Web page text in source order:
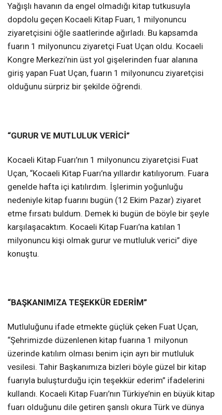
Yağışlı havanın da engel olmadığı kitap tutkusuyla
dopdolu geçen Kocaeli Kitap Fuarı, 1 milyonuncu
ziyaretçisini öğle saatlerinde ağırladı. Bu kapsamda
fuarın 1 milyonuncu ziyaretçi Fuat Uçan oldu. Kocaeli
Kongre Merkezi’nin üst yol gişelerinden fuar alanına
giriş yapan Fuat Uçan, fuarın 1 milyonuncu ziyaretçisi
olduğunu sürpriz bir şekilde öğrendi.
“GURUR VE MUTLULUK VERİCİ”
Kocaeli Kitap Fuarı’nın 1 milyonuncu ziyaretçisi Fuat
Uçan, “Kocaeli Kitap Fuarı’na yıllardır katılıyorum. Fuara
genelde hafta içi katılırdım. İşlerimin yoğunluğu
nedeniyle kitap fuarını bugün (12 Ekim Pazar) ziyaret
etme fırsatı buldum. Demek ki bugün de böyle bir şeyle
karşılaşacaktım. Kocaeli Kitap Fuarı’na katılan 1
milyonuncu kişi olmak gurur ve mutluluk verici” diye
konuştu.
“BAŞKANIMIZA TEŞEKKÜR EDERİM”
Mutluluğunu ifade etmekte güçlük çeken Fuat Uçan,
“Şehrimizde düzenlenen kitap fuarına 1 milyonun
üzerinde katılım olması benim için ayrı bir mutluluk
vesilesi. Tahir Başkanımıza bizleri böyle güzel bir kitap
fuarıyla buluşturduğu için teşekkür ederim” ifadelerini
kullandı. Kocaeli Kitap Fuarı’nın Türkiye’nin en büyük kitap
fuarı olduğunu dile getiren şanslı okura Türk ve dünya